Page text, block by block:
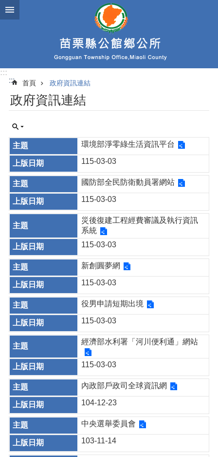
跳到主要內容區塊
:::
:::
首頁 政府資訊連結
政府資訊連結
環境部淨零綠生活資訊平台
115-03-03
國防部全民防衛動員署網站
115-03-03
災後復建工程經費審議及執行資訊
系統
115-03-03
新創圓夢網
115-03-03
役男申請短期出境
115-03-03
經濟部水利署「河川便利通」網站
115-03-03
內政部戶政司全球資訊網
104-12-23
中央選舉委員會
103-11-14